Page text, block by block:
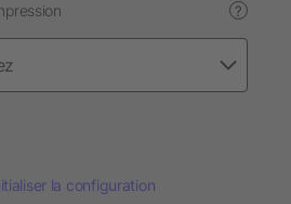
?
la configuration